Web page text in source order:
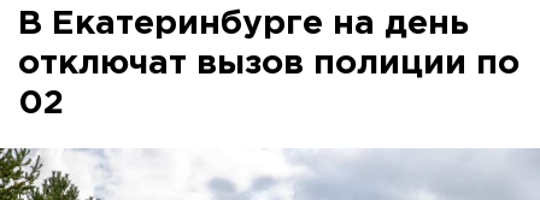
В Екатеринбурге на день
отключат вызов полиции по
02